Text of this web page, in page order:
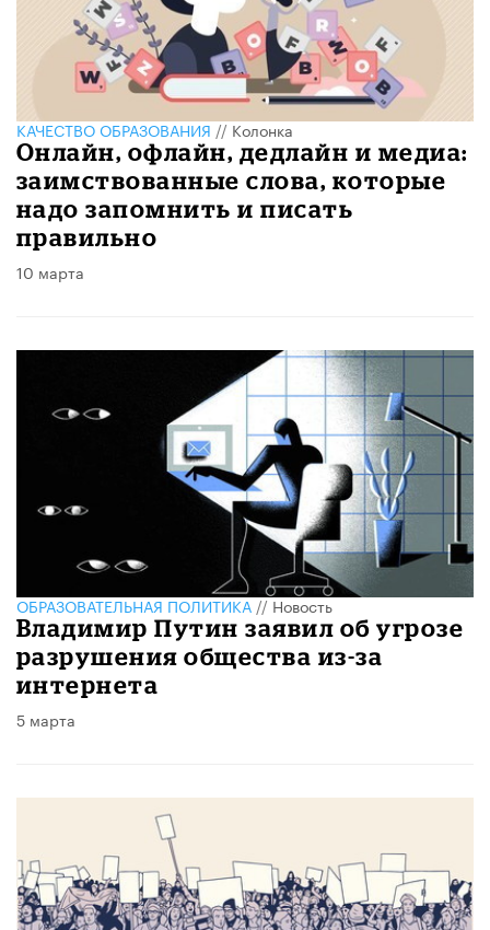
КАЧЕСТВО ОБРАЗОВАНИЯ//Колонка
Онлайн, офлайн, дедлайн и медиа:
заимствованные слова, которые
надо запомнить и писать
правильно
10 марта
ОБРАЗОВАТЕЛЬНАЯ ПОЛИТИКА//Новость
Владимир Путин заявил об угрозе
разрушения общества из-за
интернета
5 марта